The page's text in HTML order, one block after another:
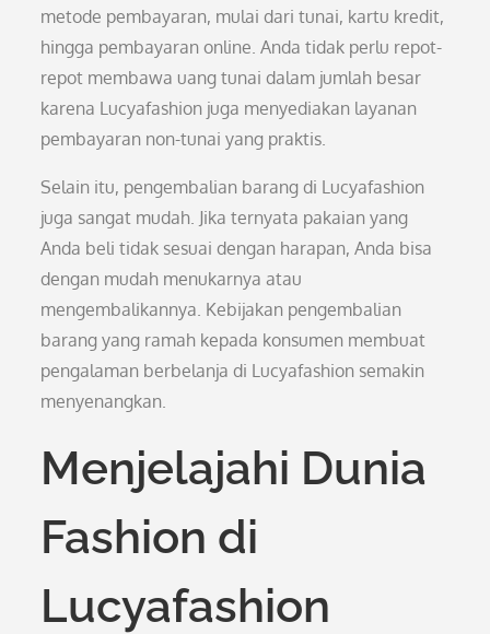
metode pembayaran, mulai dari tunai, kartu kredit,
hingga pembayaran online. Anda tidak perlu repot-
repot membawa uang tunai dalam jumlah besar
karena Lucyafashion juga menyediakan layanan
pembayaran non-tunai yang praktis.
Selain itu, pengembalian barang di Lucyafashion
juga sangat mudah. Jika ternyata pakaian yang
Anda beli tidak sesuai dengan harapan, Anda bisa
dengan mudah menukarnya atau
mengembalikannya. Kebijakan pengembalian
barang yang ramah kepada konsumen membuat
pengalaman berbelanja di Lucyafashion semakin
menyenangkan.
Menjelajahi Dunia
Fashion di
Lucyafashion